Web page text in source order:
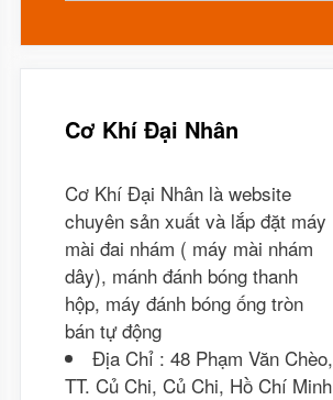
Cơ Khí Đại Nhân
Cơ Khí Đại Nhân là website
chuyên sản xuất và lắp đặt máy
mài đai nhám ( máy mài nhám
dây), mánh đánh bóng thanh
hộp, máy đánh bóng ống tròn
bán tự động
Địa Chỉ : 48 Phạm Văn Chèo,
TT. Củ Chi, Củ Chi, Hồ Chí Minh